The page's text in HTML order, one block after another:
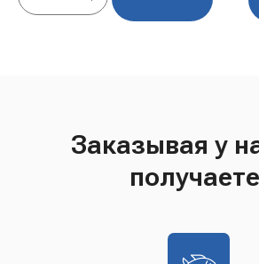
Заказывая у